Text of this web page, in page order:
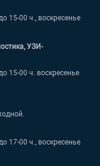
15-00 ч., воскресенье
УЗИ-
15-00 ч. воскресенье
17-00 ч., воскресенье